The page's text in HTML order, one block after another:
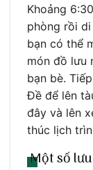
Khoảng
phòng rồi
bạn có thể
món đồ lưu
bạn bè.
Đề để lên
đây và lên
thúc lịch
Một số